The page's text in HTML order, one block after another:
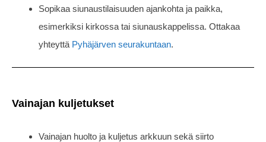
Sopikaa siunaustilaisuuden ajankohta ja paikka,
esimerkiksi kirkossa tai siunauskappelissa. Ottakaa
yhteyttä Pyhäjärven seurakuntaan.
Vainajan kuljetukset
Vainajan huolto ja kuljetus arkkuun sekä siirto